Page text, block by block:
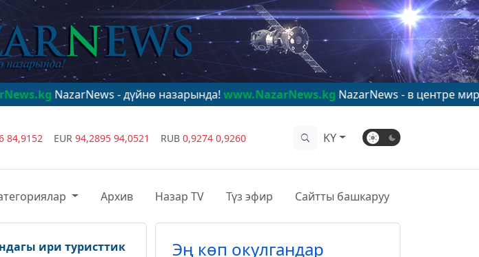
- дүйнө назарында!www.NazarNews.kgNazarNews - в центре мирового
84,9152 EUR 94,2895 94,0521 RUB 0,9274 0,9260 KY
Архив Назар TV Түз эфир Сайтты башкаруу
ири туристтик
Эң көп окулгандар